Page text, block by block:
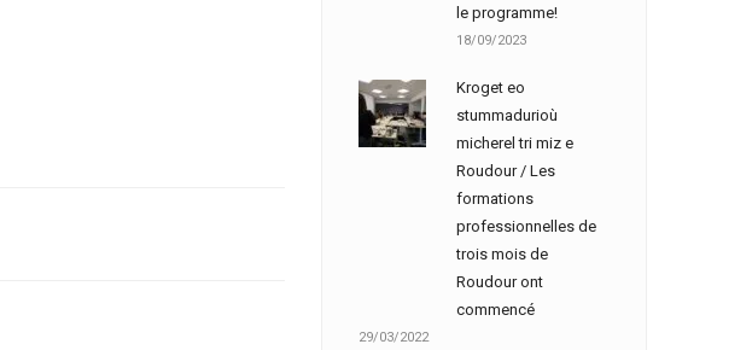
le programme!
18/09/2023
Kroget eo
stummadurioù
micherel tri miz e
Roudour / Les
formations
professionnelles de
trois mois de
Roudour ont
commencé
29/03/2022